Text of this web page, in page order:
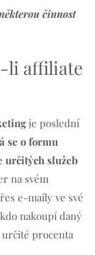
činnost
li affiliate
je poslední
se o formu
určitých služeb
na svém
e-maily ve své
nakoupí daný
procenta